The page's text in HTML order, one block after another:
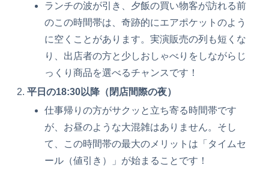
ランチの波が引き、夕飯の買い物客が訪れる前
のこの時間帯は、奇跡的にエアポケットのよう
に空くことがあります。実演販売の列も短くな
り、出店者の方と少しおしゃべりをしながらじ
っくり商品を選べるチャンスです！
平日の18:30以降（閉店間際の夜）
仕事帰りの方がサクッと立ち寄る時間帯です
が、お昼のような大混雑はありません。そし
て、この時間帯の最大のメリットは「タイムセ
ール（値引き）」が始まることです！